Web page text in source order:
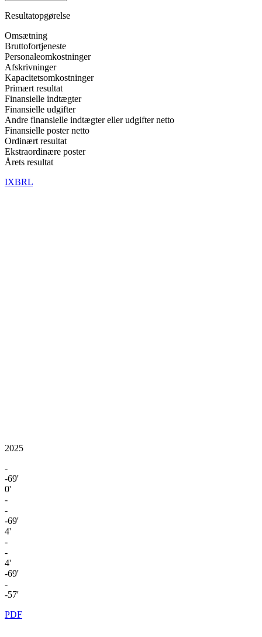
Resultatopgørelse
Omsætning
Bruttofortjeneste
Personaleomkostninger
Afskrivninger
Kapacitetsomkostninger
Primært resultat
Finansielle indtægter
Finansielle udgifter
Andre finansielle indtægter eller udgifter netto
Finansielle poster netto
Ordinært resultat
Ekstraordinære poster
Årets resultat
IXBRL
2025
-
-69'
0'
-
-
-69'
4'
-
-
4'
-69'
-
-57'
PDF